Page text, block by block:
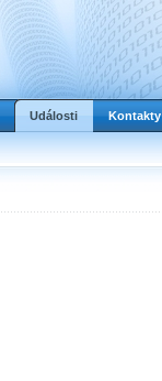
Události Kontakty